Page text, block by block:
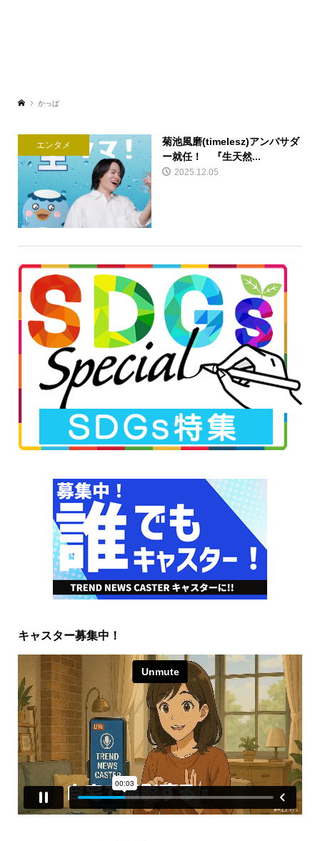
かっぱ
エンタメ
菊池風磨(timelesz)アンバサダ
ー就任！ 『生天然...
2025.12.05
キャスター募集中！